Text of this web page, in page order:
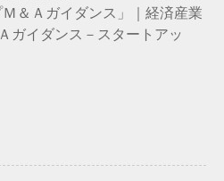
＆Ａガイダンス」｜経済産業
ガイダンス－スタートアッ